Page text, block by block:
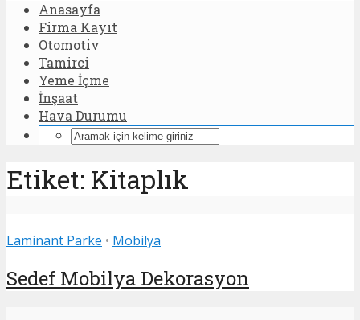
Anasayfa
Firma Kayıt
Otomotiv
Tamirci
Yeme İçme
İnşaat
Hava Durumu
Etiket: Kitaplık
Laminant Parke • Mobilya
Sedef Mobilya Dekorasyon